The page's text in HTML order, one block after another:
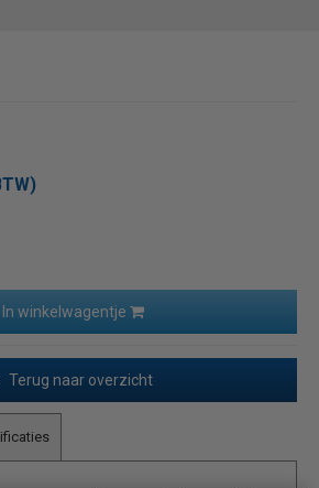
In winkelwagentje
Terug naar overzicht